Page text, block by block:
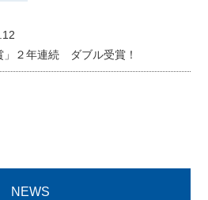
」２年連続 ダブル受賞！
NEWS